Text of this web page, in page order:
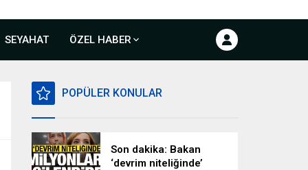
SEYAHAT ÖZEL HABER
POPÜLER KONULAR
Son dakika: Bakan
‘devrim niteliğinde’